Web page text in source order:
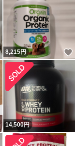
いいね！
8,215円
いいね！
14,500円